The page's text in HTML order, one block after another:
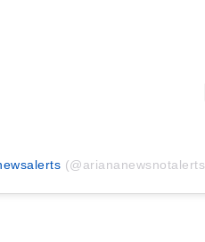
(@ariananewsnotalerts) el